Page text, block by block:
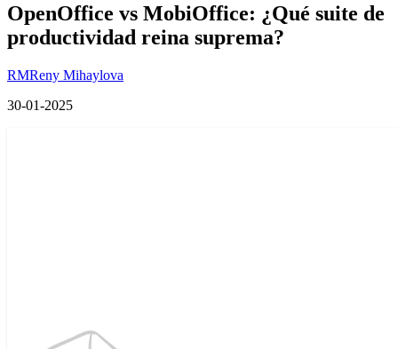
OpenOffice vs MobiOffice: ¿Qué suite de
productividad reina suprema?
RMReny Mihaylova
30-01-2025